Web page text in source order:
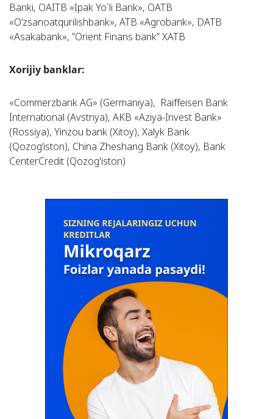
Banki, OAITB «Ipak Yo`li Bank», OATB
«O’zsanoatqurilishbank», ATB «Agrobank», DATB
«Asakabank», ”Orient Finans bank” XATB
Xorijiy banklar:
«Commerzbank AG» (Germaniya), Raiffeisen Bank
International (Avstriya), AKB «Aziya-Invest Bank»
(Rossiya), Yinzou bank (Xitoy), Xalyk Bank
(Qozog‘iston), China Zheshang Bank (Xitoy), Bank
CenterCredit (Qozog'iston)